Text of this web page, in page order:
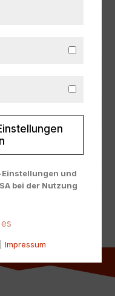
und
bei der Nutzung
unsere Website
Verwendung
wählen, ob Sie "nur
es
Impressum